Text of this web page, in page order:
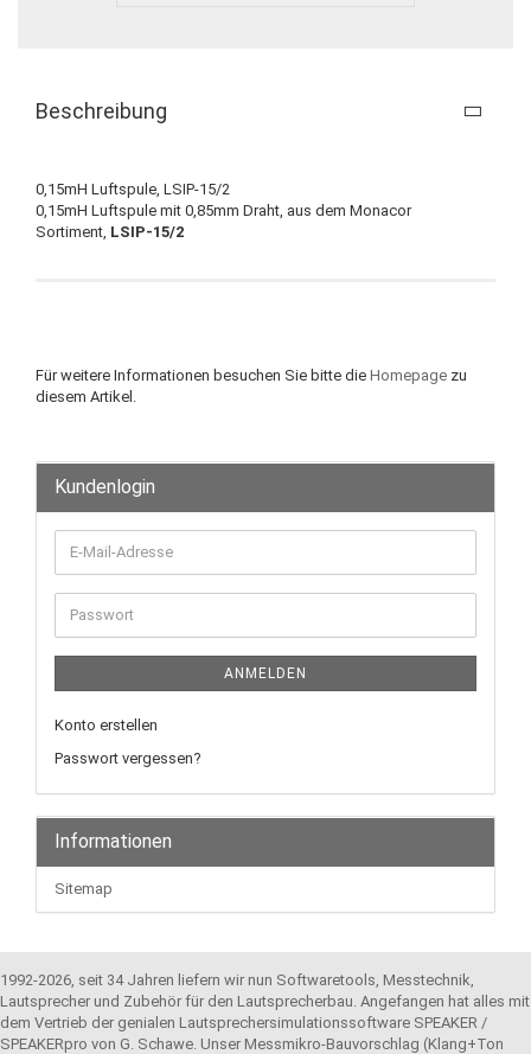
Beschreibung
0,15mH Luftspule, LSIP-15/2
0,15mH Luftspule mit 0,85mm Draht, aus dem Monacor
Sortiment, LSIP-15/2
Für weitere Informationen besuchen Sie bitte die Homepage zu
diesem Artikel.
Kundenlogin
E-
Mail-
Adresse
Passwort
ANMELDEN
Konto erstellen
Passwort vergessen?
Informationen
Sitemap
1992-2026, seit 34 Jahren liefern wir nun Softwaretools, Messtechnik,
Lautsprecher und Zubehör für den Lautsprecherbau. Angefangen hat alles mit
dem Vertrieb der genialen Lautsprechersimulationssoftware SPEAKER /
SPEAKERpro von G. Schawe. Unser Messmikro-Bauvorschlag (Klang+Ton